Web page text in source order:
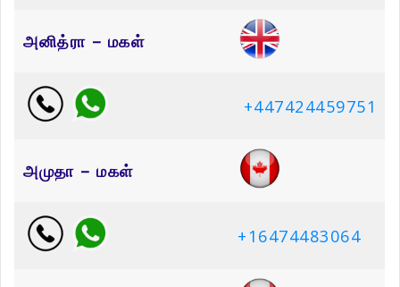
அனித்ரா – மகள்
+447424459751
அமுதா – மகள்
+16474483064